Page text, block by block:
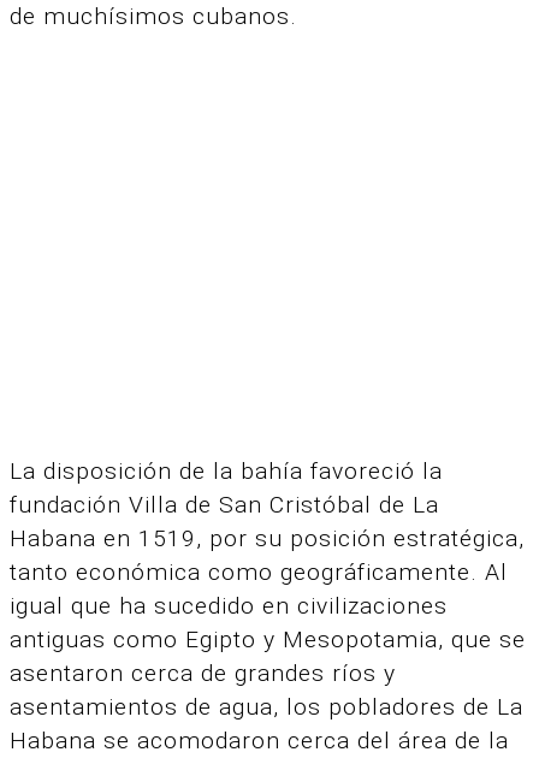
de muchísimos cubanos.
La disposición de la bahía favoreció la
fundación Villa de San Cristóbal de La
Habana en 1519, por su posición estratégica,
tanto económica como geográficamente. Al
igual que ha sucedido en civilizaciones
antiguas como Egipto y Mesopotamia, que se
asentaron cerca de grandes ríos y
asentamientos de agua, los pobladores de La
Habana se acomodaron cerca del área de la